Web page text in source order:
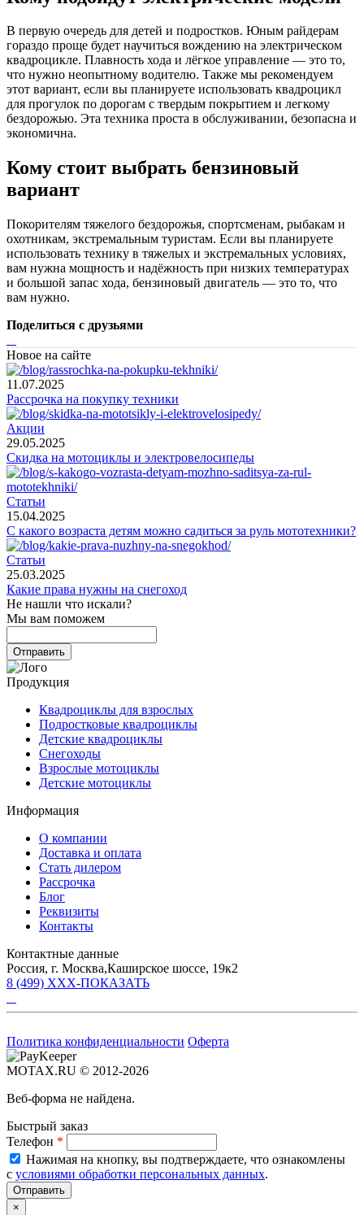
В первую очередь для детей и подростков. Юным райдерам
гораздо проще будет научиться вождению на электрическом
квадроцикле. Плавность хода и лёгкое управление — это то,
что нужно неопытному водителю. Также мы рекомендуем
этот вариант, если вы планируете использовать квадроцикл
для прогулок по дорогам с твердым покрытием и легкому
бездорожью. Эта техника проста в обслуживании, безопасна и
экономична.
Кому стоит выбрать бензиновый
вариант
Покорителям тяжелого бездорожья, спортсменам, рыбакам и
охотникам, экстремальным туристам. Если вы планируете
использовать технику в тяжелых и экстремальных условиях,
вам нужна мощность и надёжность при низких температурах
и большой запас хода, бензиновый двигатель — это то, что
вам нужно.
Поделиться с друзьями
Новое на сайте
11.07.2025
Рассрочка на покупку техники
Акции
29.05.2025
Скидка на мотоциклы и электровелосипеды
Статьи
15.04.2025
С какого возраста детям можно садиться за руль мототехники?
Статьи
25.03.2025
Какие права нужны на снегоход
Не нашли что искали?
Мы вам поможем
Продукция
Квадроциклы для взрослых
Подростковые квадроциклы
Детские квадроциклы
Снегоходы
Взрослые мотоциклы
Детские мотоциклы
Информация
О компании
Доставка и оплата
Стать дилером
Рассрочка
Блог
Реквизиты
Контакты
Контактные данные
Россия, г. Москва,Каширское шоссе, 19к2
8 (499) XXX-ПОКАЗАТЬ
Политика конфиденциальности Оферта
MOTAX.RU © 2012-2026
Веб-форма не найдена.
Быстрый заказ
Телефон *
Нажимая на кнопку, вы подтверждаете, что ознакомлены
с условиями обработки персональных данных.
×